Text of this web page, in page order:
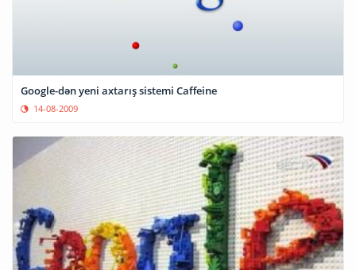
Google-dən yeni axtarış sistemi Caffeine
14-08-2009